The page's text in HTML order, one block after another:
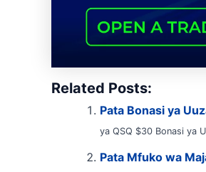
Related Posts:
Pata Bonasi ya
ya QSQ $30 Bonasi ya
Pata Mfuko wa